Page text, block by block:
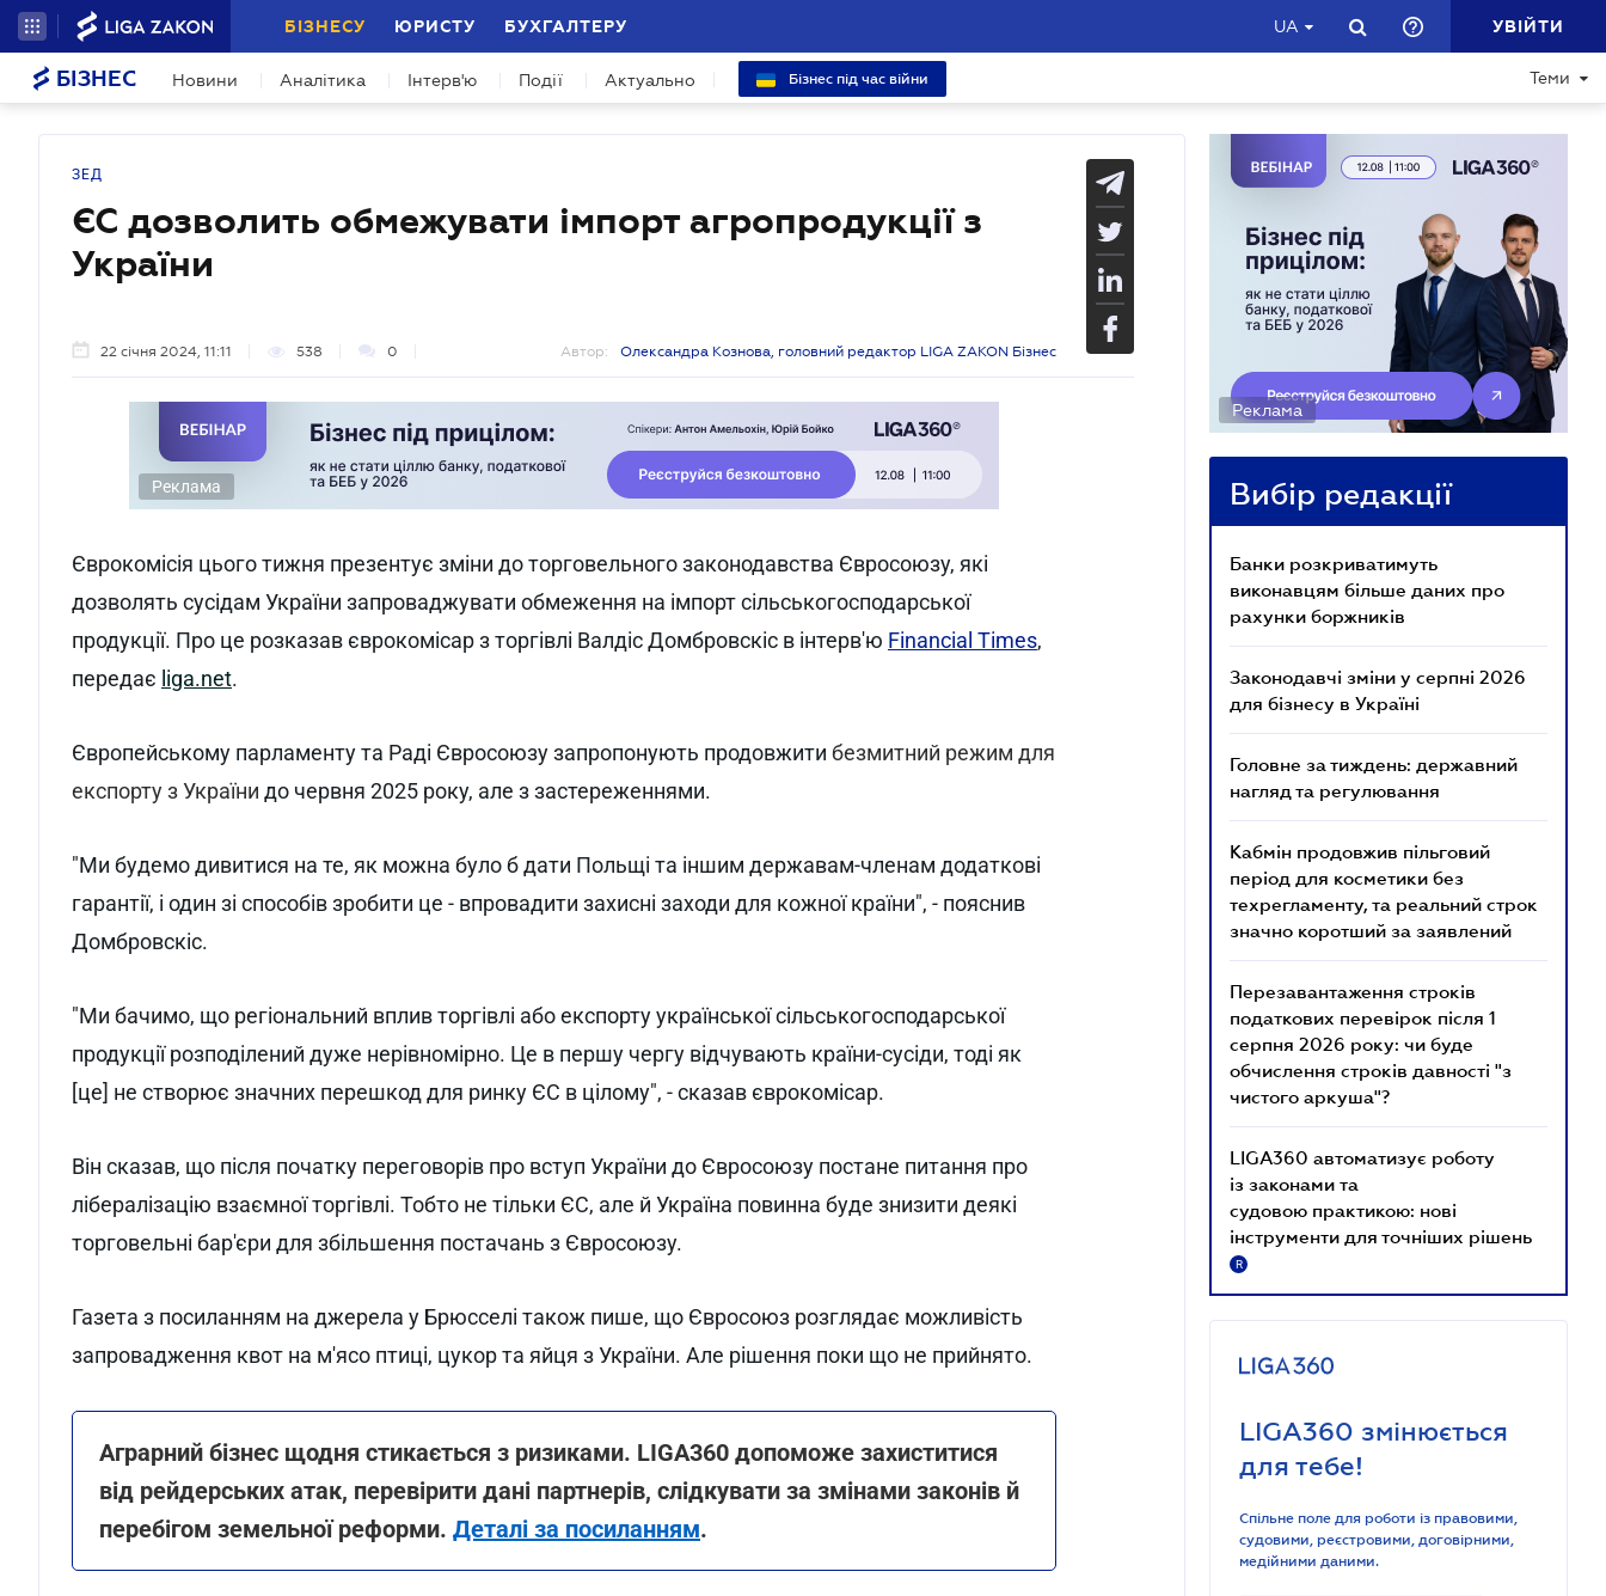
БІЗНЕСУ ЮРИСТУ БУХГАЛТЕРУ UA УВІЙТИ
БІЗНЕС Новини Аналітика Інтерв'ю Події Актуально Бізнес під час війни Теми
ЗЕД
ЄС дозволить обмежувати імпорт агропродукції з
України
22 січня 2024, 11:11 538 0 Автор: Олександра Кознова, головний редактор LIGA ZAKON Бізнес
Реклама
Єврокомісія цього тижня презентує зміни до торговельного законодавства Євросоюзу, які
дозволять сусідам України запроваджувати обмеження на імпорт сільськогосподарської
продукції. Про це розказав єврокомісар з торгівлі Валдіс Домбровскіс в інтерв'ю Financial Times,
передає liga.net.
Європейському парламенту та Раді Євросоюзу запропонують продовжити безмитний режим для
експорту з України до червня 2025 року, але з застереженнями.
"Ми будемо дивитися на те, як можна було б дати Польщі та іншим державам-членам додаткові
гарантії, і один зі способів зробити це - впровадити захисні заходи для кожної країни", - пояснив
Домбровскіс.
"Ми бачимо, що регіональний вплив торгівлі або експорту української сільськогосподарської
продукції розподілений дуже нерівномірно. Це в першу чергу відчувають країни-сусіди, тоді як
[це] не створює значних перешкод для ринку ЄС в цілому", - сказав єврокомісар.
Він сказав, що після початку переговорів про вступ України до Євросоюзу постане питання про
лібералізацію взаємної торгівлі. Тобто не тільки ЄС, але й Україна повинна буде знизити деякі
торговельні бар'єри для збільшення постачань з Євросоюзу.
Газета з посиланням на джерела у Брюсселі також пише, що Євросоюз розглядає можливість
запровадження квот на м'ясо птиці, цукор та яйця з України. Але рішення поки що не прийнято.
Аграрний бізнес щодня стикається з ризиками. LIGA360 допоможе захиститися
від рейдерських атак, перевірити дані партнерів, слідкувати за змінами законів й
перебігом земельної реформи. Деталі за посиланням.
Реклама
Вибір редакції
Банки розкриватимуть
виконавцям більше даних про
рахунки боржників
Законодавчі зміни у серпні 2026
для бізнесу в Україні
Головне за тиждень: державний
нагляд та регулювання
Кабмін продовжив пільговий
період для косметики без
техрегламенту, та реальний строк
значно коротший за заявлений
Перезавантаження строків
податкових перевірок після 1
серпня 2026 року: чи буде
обчислення строків давності "з
чистого аркуша"?
LIGA360 автоматизує роботу
із законами та
судовою практикою: нові
інструменти для точніших рішень
R
LIGA360 змінюється
для тебе!
Спільне поле для роботи із правовими,
судовими, реєстровими, договірними,
медійними даними.